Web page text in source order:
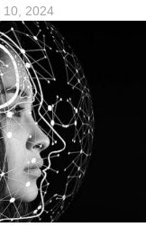
2024